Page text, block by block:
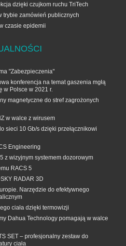
dzięki czujkom ruchu TriTech
trybie zamówień publicznych
czasie epidemii
"Zabezpieczenia"
konferencja na temat gaszenia mgłą
w Polsce w 2021 r.
magnetyczne do stref zagrożonych
w walce z wirusem
sieci 10 Gb/s dzięki przełącznikowi
Engineering
z wizyjnym systemem dozorowym
RACS 5
RADAR 3D
Narzędzie do efektywnego
ciała dzięki termowizji
Dahua Technology pomagają w walce
SET – profesjonalny zestaw do
ciała